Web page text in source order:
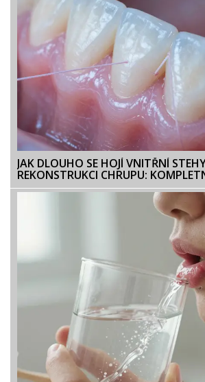
JAK DLOUHO SE HOJÍ VNITŘNÍ
REKONSTRUKCI CHRUPU: